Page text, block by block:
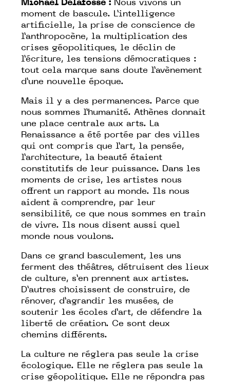
Michaël Delafosse : Nous vivons un
moment de bascule. L’intelligence
artificielle, la prise de conscience de
l’anthropocène, la multiplication des
crises géopolitiques, le déclin de
l’écriture, les tensions démocratiques :
tout cela marque sans doute l’avènement
d’une nouvelle époque.
Mais il y a des permanences. Parce que
nous sommes l’humanité. Athènes donnait
une place centrale aux arts. La
Renaissance a été portée par des villes
qui ont compris que l’art, la pensée,
l’architecture, la beauté étaient
constitutifs de leur puissance. Dans les
moments de crise, les artistes nous
offrent un rapport au monde. Ils nous
aident à comprendre, par leur
sensibilité, ce que nous sommes en train
de vivre. Ils nous disent aussi quel
monde nous voulons.
Dans ce grand basculement, les uns
ferment des théâtres, détruisent des lieux
de culture, s’en prennent aux artistes.
D’autres choisissent de construire, de
rénover, d’agrandir les musées, de
soutenir les écoles d’art, de défendre la
liberté de création. Ce sont deux
chemins différents.
La culture ne réglera pas seule la crise
écologique. Elle ne réglera pas seule la
crise géopolitique. Elle ne répondra pas